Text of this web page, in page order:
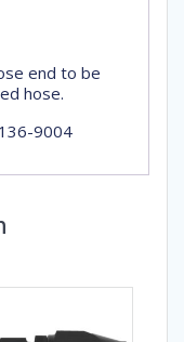
end to be
hose.
9004